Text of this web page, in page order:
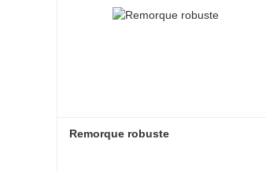
Remorque robuste